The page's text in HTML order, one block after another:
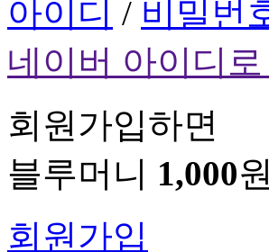
아이디 / 비밀번
네이버 아이디로
회원가입하면
블루머니 1,000
회원가입